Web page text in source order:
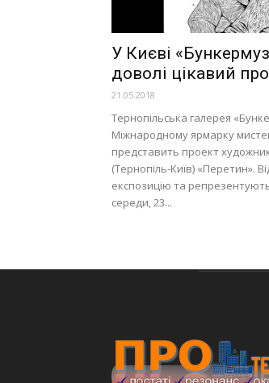
У Києві
доволі цікавий
21.05.2018
Тернопільська галерея
Міжнародному ярмарку
представить проект
(Тернопіль-Київ) «Перетин».
експозицію та
середи, 23...